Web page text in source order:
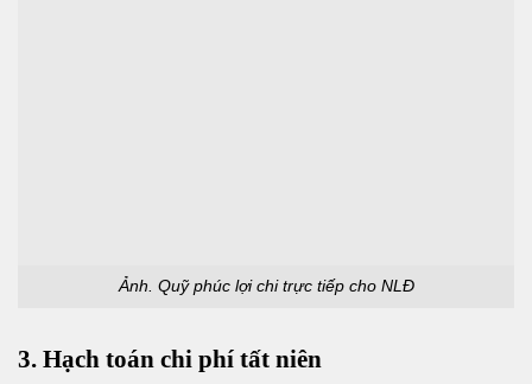
Ảnh. Quỹ phúc lợi chi trực tiếp cho NLĐ
3. Hạch toán chi phí tất niên